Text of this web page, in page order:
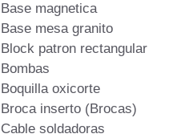
Base magnetica
Base mesa granito
Block patron rectangular
Bombas
Boquilla oxicorte
Broca inserto (Brocas)
Cable soldadoras